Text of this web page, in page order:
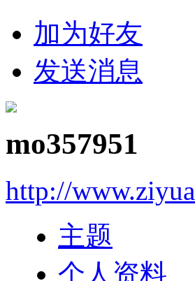
加为好友
发送消息
mo357951
http://
主题
个人资料